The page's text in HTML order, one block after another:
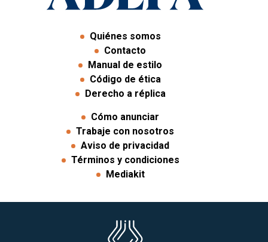
Quiénes somos
Contacto
Manual de estilo
Código de ética
Derecho a réplica
Cómo anunciar
Trabaje con nosotros
Aviso de privacidad
Términos y condiciones
Mediakit